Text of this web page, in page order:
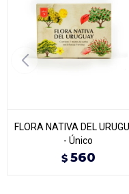
FLORA NATIVA DEL
- Único
$ 560